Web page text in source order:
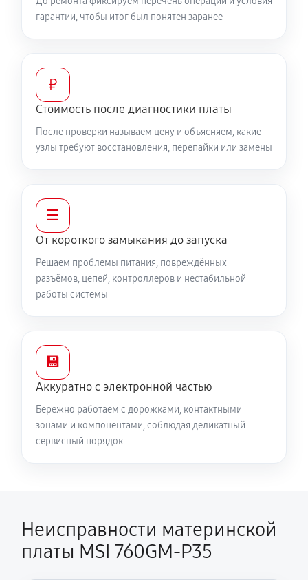
гарантии, чтобы итог был понятен заранее
₽
Стоимость после диагностики платы
После проверки называем цену и объясняем, какие
узлы требуют восстановления, перепайки или замены
☰
От короткого замыкания до запуска
Решаем проблемы питания, повреждённых
разъёмов, цепей, контроллеров и нестабильной
работы системы
💾
Аккуратно с электронной частью
Бережно работаем с дорожками, контактными
зонами и компонентами, соблюдая деликатный
сервисный порядок
Неисправности материнской
платы MSI 760GM-P35